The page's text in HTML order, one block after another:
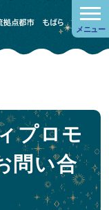
メニュー
プロモ
問い合